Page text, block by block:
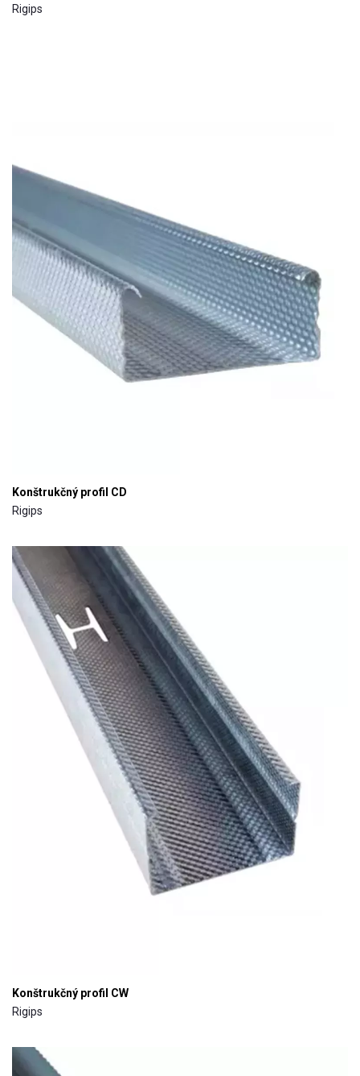
Rigips
Konštrukčný profil CD
Rigips
Konštrukčný profil CW
Rigips